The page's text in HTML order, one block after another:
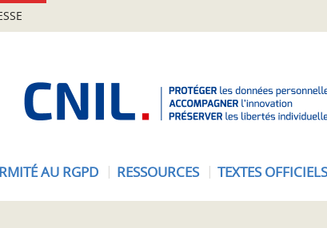
AU RGPD RESSOURCES TEXTES OFFICIELS